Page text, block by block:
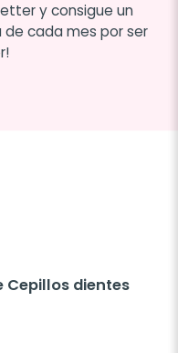
y consigue un
cada mes por ser
Cepillos dientes